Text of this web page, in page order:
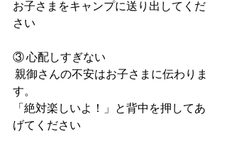
お子さまをキャンプに送り出してくだ
さい
③ 心配しすぎない
す。
「絶対楽しいよ！」と背中を押してあ
げてください